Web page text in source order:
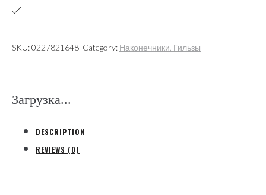
с
изоляцией
(КВТ)
SKU:0227821648 Category: Наконечники. Гильзы
Загрузка...
DESCRIPTION
REVIEWS (0)